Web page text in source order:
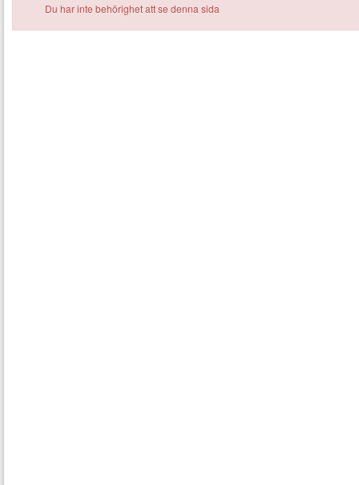
Du har inte behörighet att se denna sida